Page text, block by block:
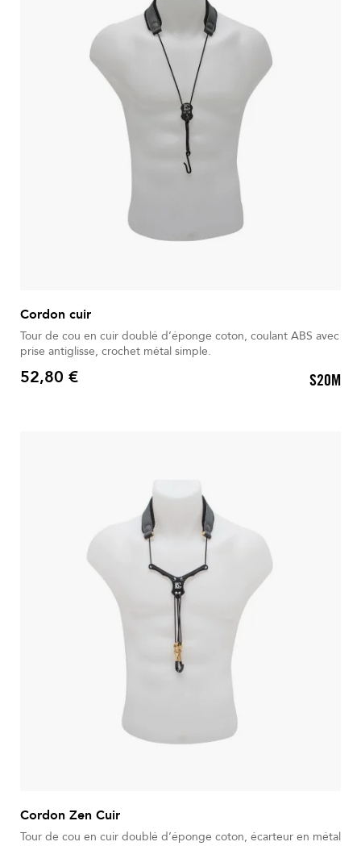
Cordon cuir
Tour de cou en cuir doublé d’éponge coton, coulant ABS avec
prise antiglisse, crochet métal simple.
Prix
52,80 € S20M
Cordon Zen Cuir
Tour de cou en cuir doublé d’éponge coton, écarteur en métal